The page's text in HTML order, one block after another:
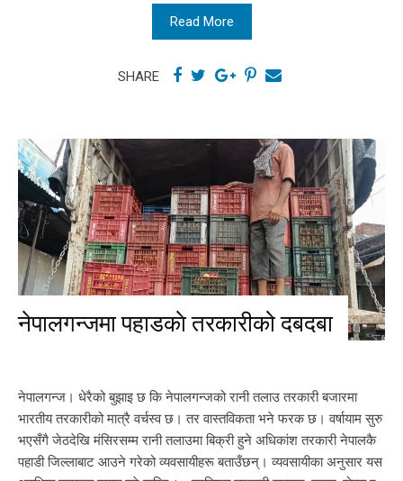
Read More
SHARE
नेपालगन्जमा पहाडकाे तरकारीको दबदबा
नेपालगन्ज। धेरैको बुझाइ छ कि नेपालगन्जको रानी तलाउ तरकारी बजारमा
भारतीय तरकारीको मात्रै वर्चस्व छ। तर वास्तविकता भने फरक छ। वर्षायाम सुरु
भएसँगै जेठदेखि मंसिरसम्म रानी तलाउमा बिक्री हुने अधिकांश तरकारी नेपालकै
पहाडी जिल्लाबाट आउने गरेको व्यवसायीहरू बताउँछन्। व्यवसायीका अनुसार यस